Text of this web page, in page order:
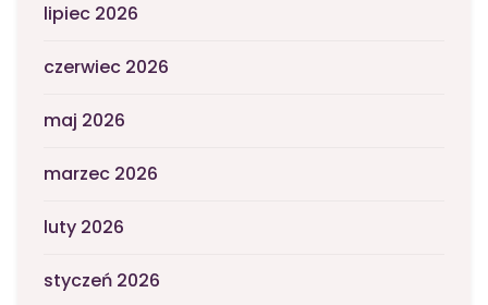
lipiec 2026
czerwiec 2026
maj 2026
marzec 2026
luty 2026
styczeń 2026